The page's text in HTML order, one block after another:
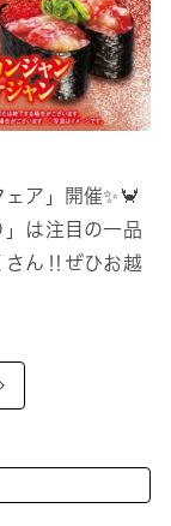
ア」開催✨🦀
は注目の一品
さん‼ぜひお越